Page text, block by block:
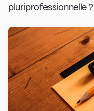
pluriprofessionnelle ?